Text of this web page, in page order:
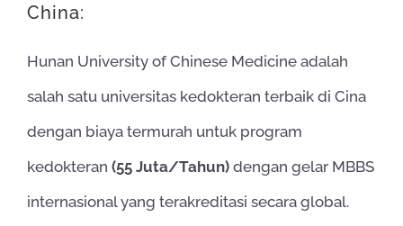
China:
Hunan University of Chinese Medicine adalah
salah satu universitas kedokteran terbaik di Cina
dengan biaya termurah untuk program
kedokteran (55 Juta/Tahun) dengan gelar MBBS
internasional yang terakreditasi secara global.